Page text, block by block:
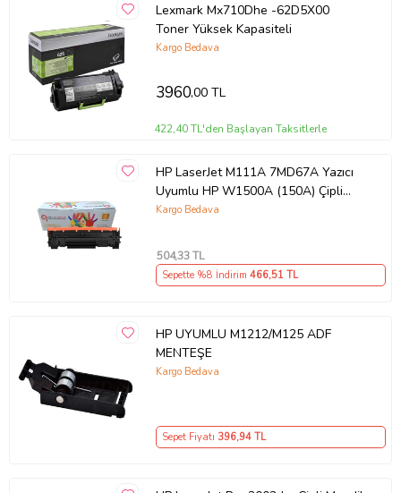
Lexmark Mx710Dhe -62D5X00
Toner Yüksek Kapasiteli
Kargo Bedava
3960,00 TL
422,40 TL'den Başlayan Taksitlerle
HP LaserJet M111A 7MD67A Yazıcı
Uyumlu HP W1500A (150A) Çipli
Muadil Toner (Siyah)
Kargo Bedava
504,33 TL
Sepette %8 İndirim 466,51 TL
HP UYUMLU M1212/M125 ADF
MENTEŞE
Kargo Bedava
Sepet Fiyatı 396,94 TL